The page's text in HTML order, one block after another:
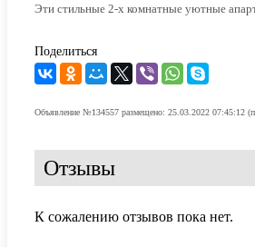
Эти стильные 2-х комнатные уютные
Поделиться
Объявление №134557 размещено: 25.03.2022 07:45:12
Отзывы
К сожалению отзывов пока нет.